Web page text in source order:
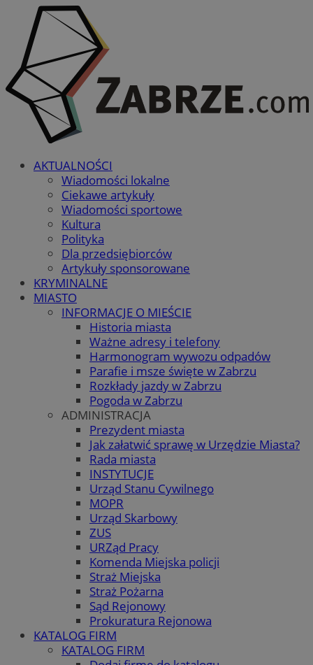
AKTUALNOŚCI
Wiadomości lokalne
Ciekawe artykuły
Wiadomości sportowe
Kultura
Polityka
Dla przedsiębiorców
Artykuły sponsorowane
KRYMINALNE
MIASTO
INFORMACJE O MIEŚCIE
Historia miasta
Ważne adresy i telefony
Harmonogram wywozu odpadów
Parafie i msze święte w Zabrzu
Rozkłady jazdy w Zabrzu
Pogoda w Zabrzu
ADMINISTRACJA
Prezydent miasta
Jak załatwić sprawę w Urzędzie Miasta?
Rada miasta
INSTYTUCJE
Urząd Stanu Cywilnego
MOPR
Urząd Skarbowy
ZUS
URZąd Pracy
Komenda Miejska policji
Straż Miejska
Straż Pożarna
Sąd Rejonowy
Prokuratura Rejonowa
KATALOG FIRM
KATALOG FIRM